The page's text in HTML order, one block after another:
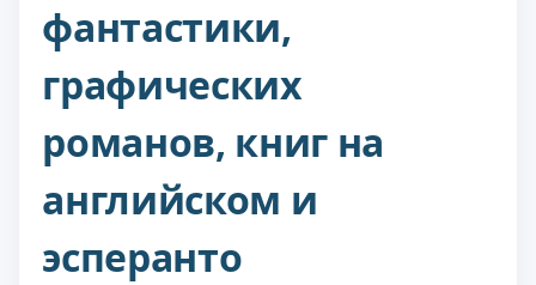
фантастики,
графических
романов, книг на
английском и
эсперанто